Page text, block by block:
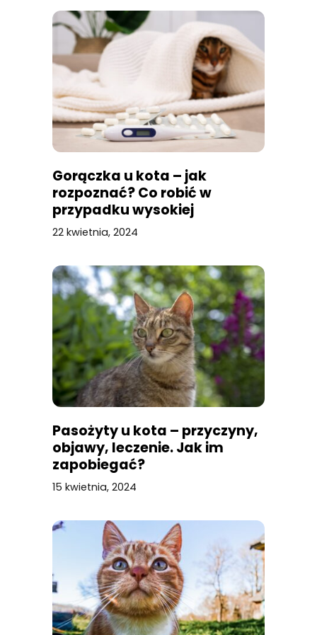
Gorączka u kota – jak
rozpoznać? Co robić w
przypadku wysokiej
temperatury?
22 kwietnia, 2024
Pasożyty u kota – przyczyny,
objawy, leczenie. Jak im
zapobiegać?
15 kwietnia, 2024